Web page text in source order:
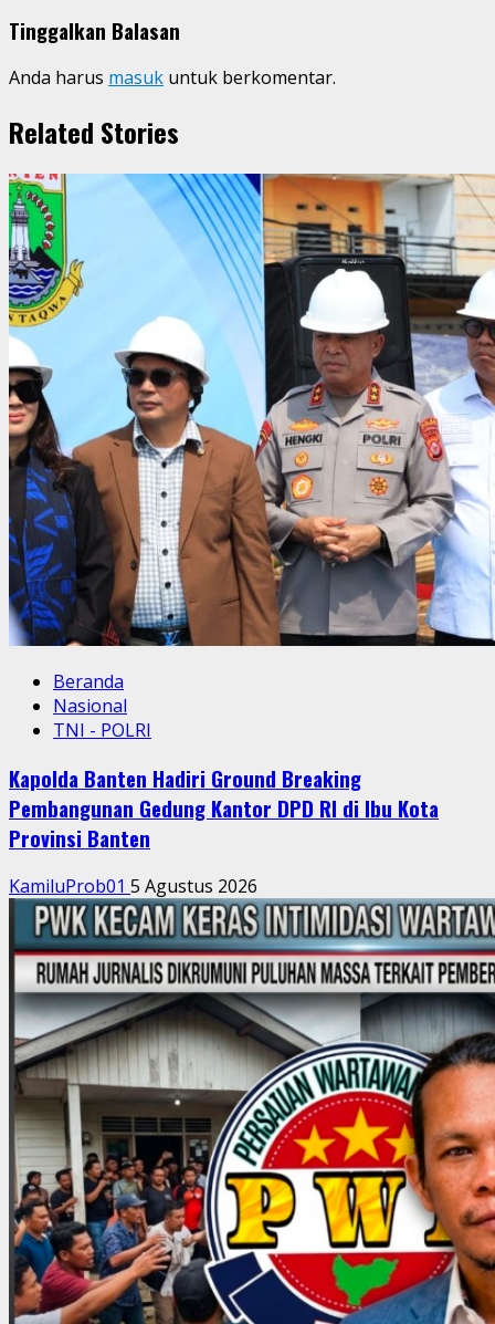
Tinggalkan Balasan
Anda harus masuk untuk berkomentar.
Related Stories
Beranda
Nasional
TNI - POLRI
Kapolda Banten Hadiri Ground Breaking
Pembangunan Gedung Kantor DPD RI di Ibu Kota
Provinsi Banten
KamiluProb01 5 Agustus 2026